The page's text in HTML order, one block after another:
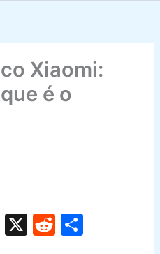
Xiaomi:
é o
Li X
R